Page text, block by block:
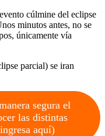
cúlmine del eclipse
minutos antes, no se
únicamente vía
parcial) se iran
segura el
las distintas
aquí)